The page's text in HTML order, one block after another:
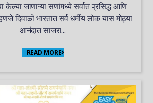
दिवाळी भारतात सर्व धर्मीय लोक यास मोठ्या
आनंदात साजरा...
READ MORE